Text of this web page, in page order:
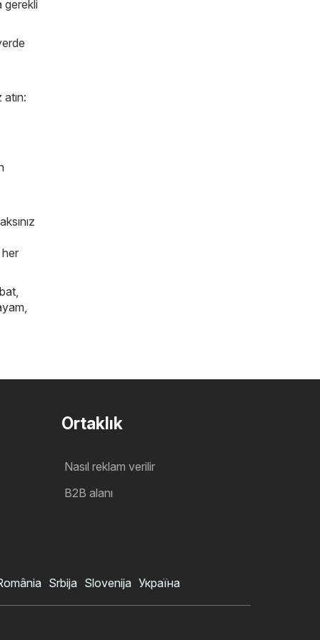
gerekli
her
,
,
Ortaklık
Nasıl reklam verilir
B2B alanı
Srbija Slovenija Україна